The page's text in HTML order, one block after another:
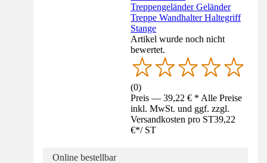
Treppengeländer Geländer
Treppe Wandhalter Haltegriff
Stange
Artikel wurde noch nicht
bewertet.
(0)
Preis — 39,22 € * Alle Preise
inkl. MwSt. und ggf. zzgl.
Versandkosten pro ST39,22
€*/ ST
Online bestellbar